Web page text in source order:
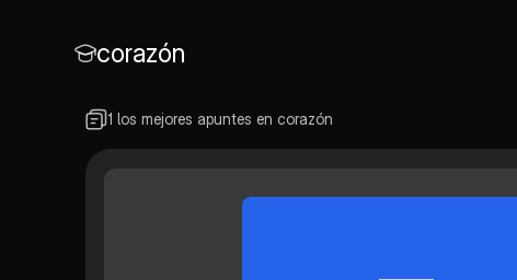
corazón
1 los mejores apuntes en corazón